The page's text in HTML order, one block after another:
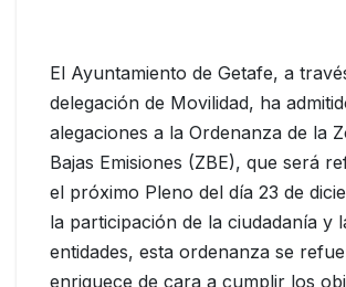
El Ayuntamiento de Getafe, a
delegación de Movilidad, ha
alegaciones a la Ordenanza de la
Bajas Emisiones (ZBE), que será
el próximo Pleno del día 23 de
la participación de la ciudadanía y
entidades, esta ordenanza se
enriquece de cara a cumplir los